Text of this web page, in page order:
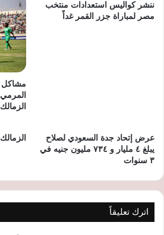
ننشر كواليس استعدادات منتخب
مصر لمباراة جزر القمر غداً
مشاكل
الزمالك
عرض إتحاد جدة السعودي لصلاح
يبلغ ٤ مليار و ٧٣٤ مليون جنيه في
٣ سنوات
اترك تعليقاً